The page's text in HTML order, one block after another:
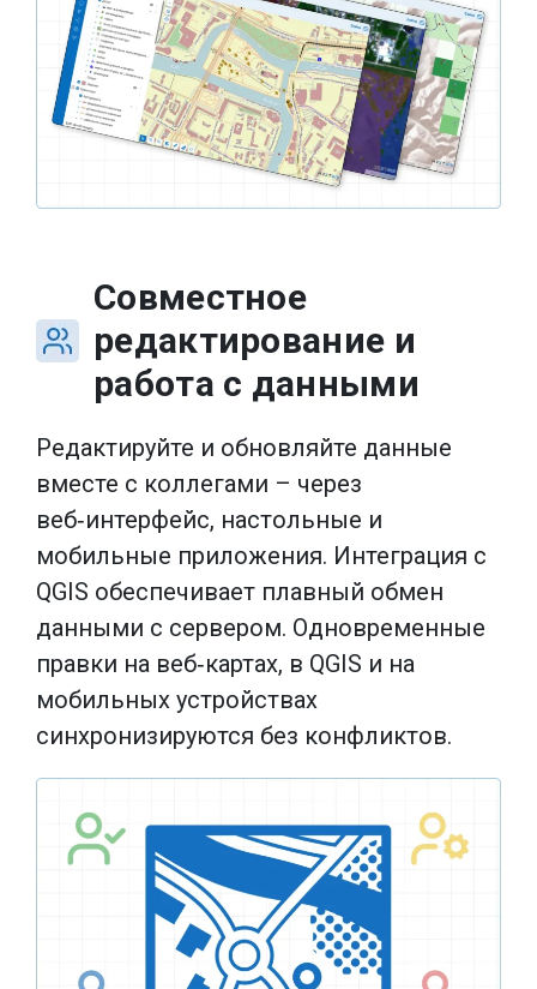
Совместное
редактирование и
работа с данными
Редактируйте и обновляйте данные
вместе с коллегами – через
веб‑интерфейс, настольные и
мобильные приложения. Интеграция с
QGIS обеспечивает плавный обмен
данными с сервером. Одновременные
правки на веб‑картах, в QGIS и на
мобильных устройствах
синхронизируются без конфликтов.